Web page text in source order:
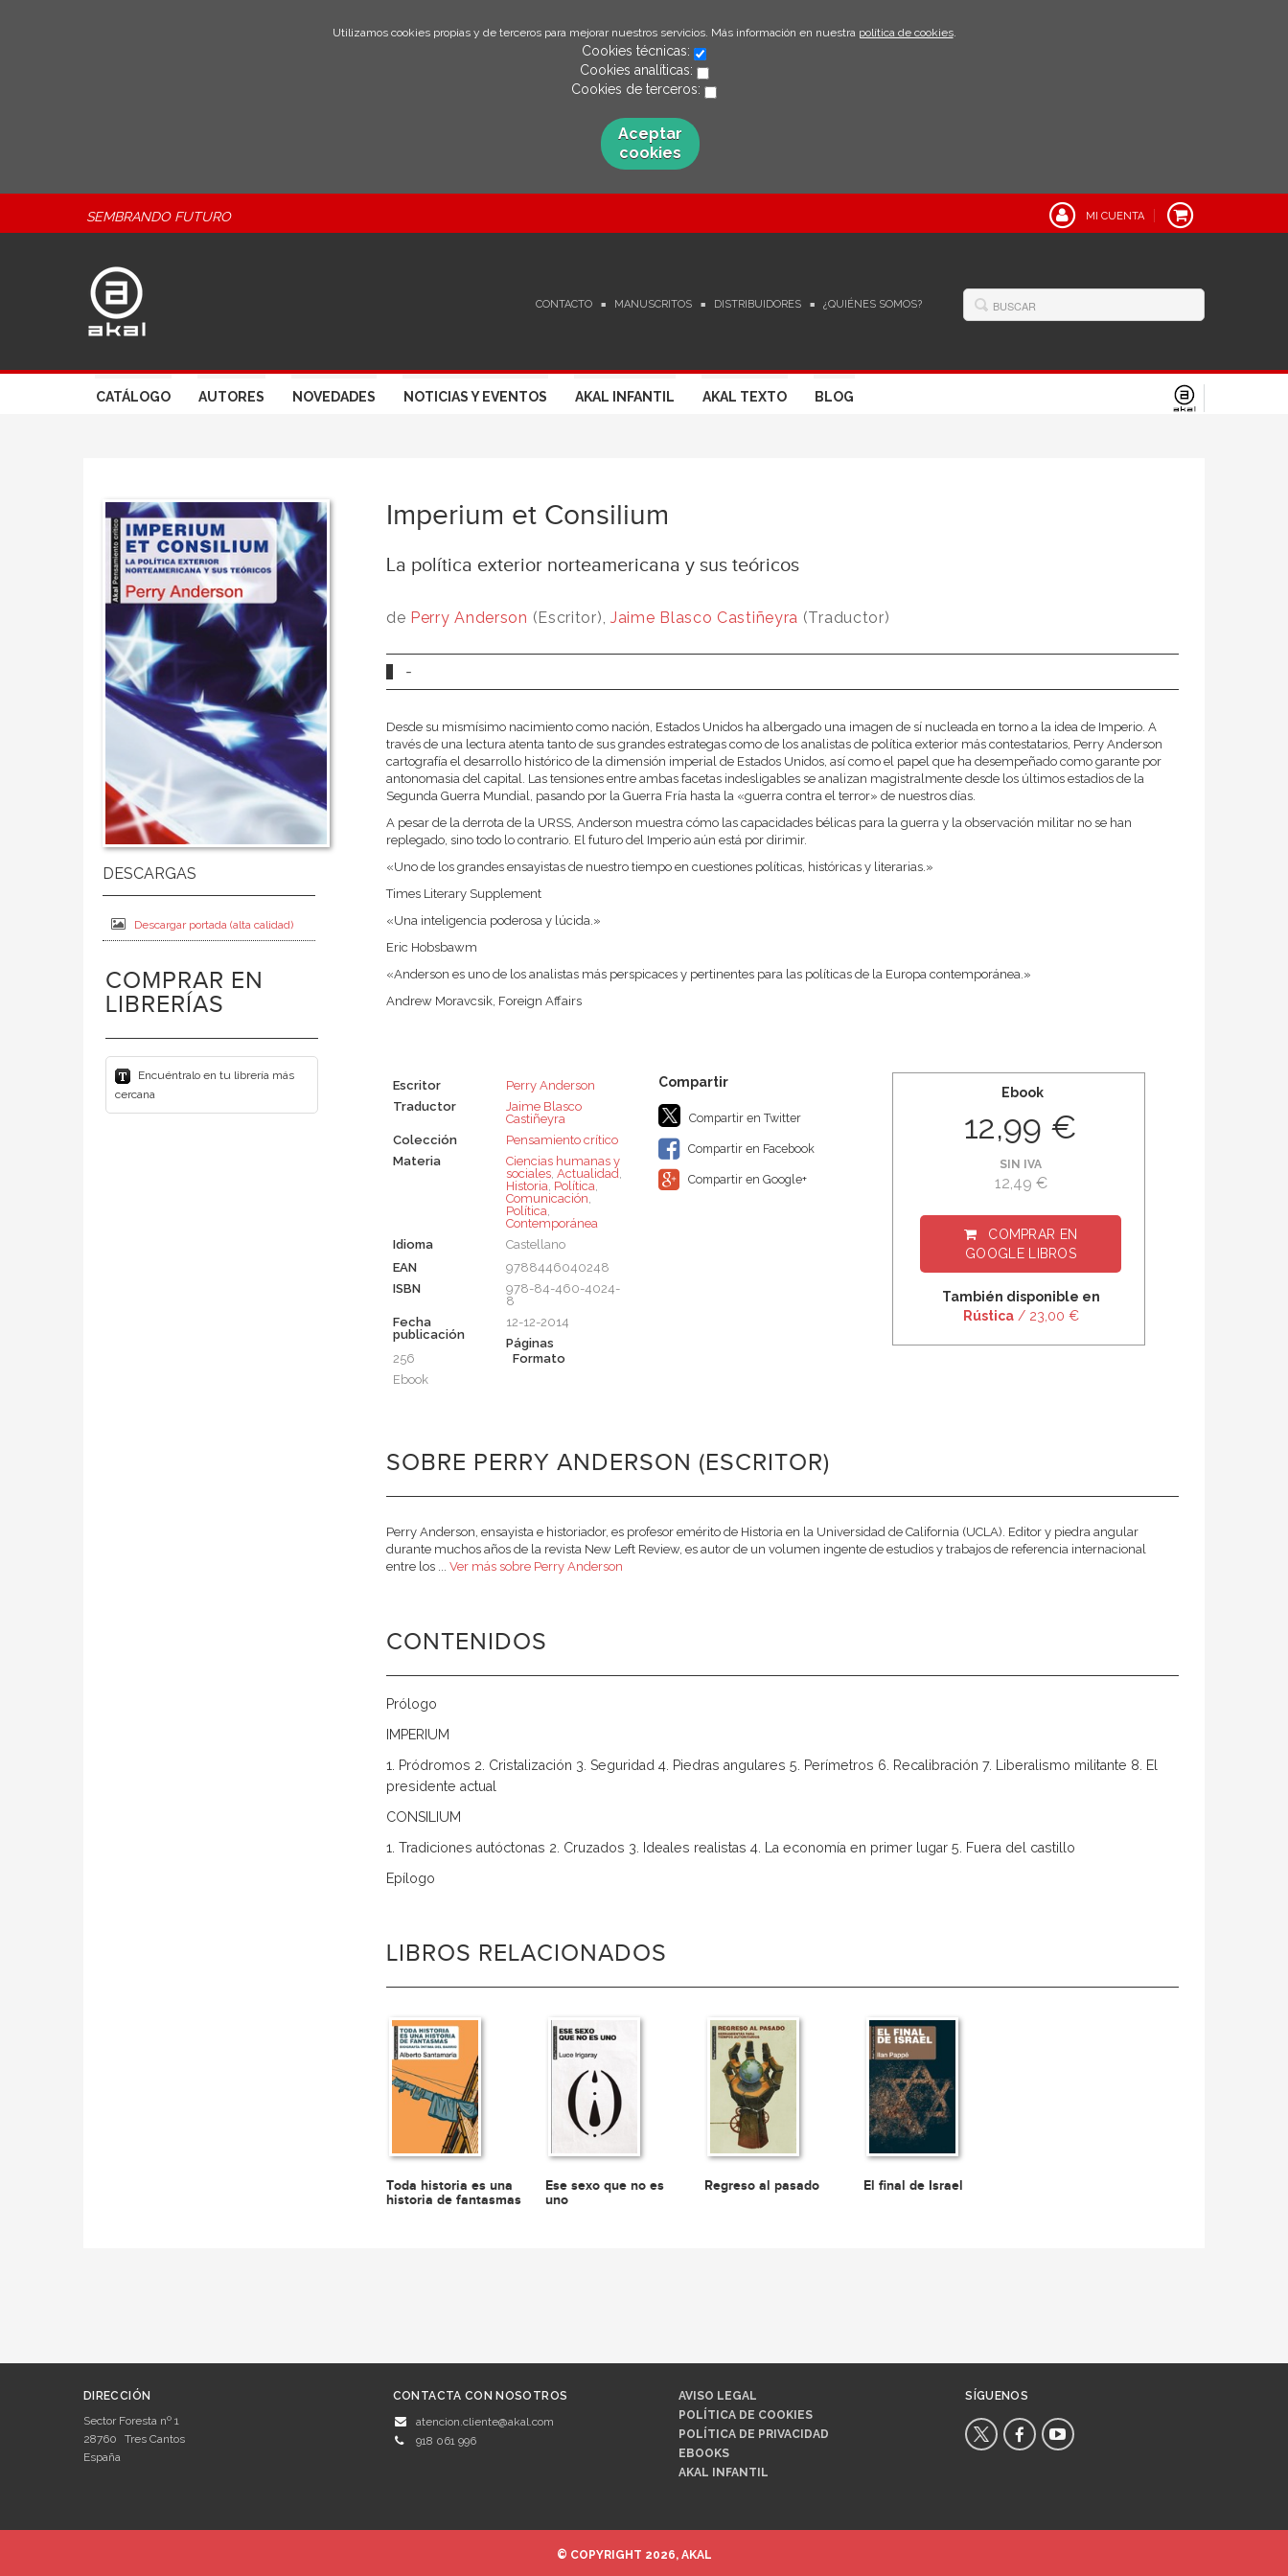
Utilizamos cookies propias y de terceros para mejorar nuestros servicios. Más información en nuestra política de cookies.
Cookies técnicas:
Cookies analíticas:
Cookies de terceros:
Aceptar
cookies
SEMBRANDO FUTURO MI CUENTA
CONTACTO MANUSCRITOS DISTRIBUIDORES ¿QUIÉNES SOMOS?
CATÁLOGO AUTORES NOVEDADES NOTICIAS Y EVENTOS AKAL INFANTIL AKAL TEXTO BLOG
Descargar portada (alta calidad)
COMPRAR EN
LIBRERÍAS
Encuéntralo en tu librería más
cercana
Imperium et Consilium
La política exterior norteamericana y sus teóricos
de Perry Anderson (Escritor), Jaime Blasco Castiñeyra (Traductor)
-
Desde su mismísimo nacimiento como nación, Estados Unidos ha albergado una imagen de sí nucleada en torno a la idea de Imperio. A
través de una lectura atenta tanto de sus grandes estrategas como de los analistas de política exterior más contestatarios, Perry Anderson
cartografía el desarrollo histórico de la dimensión imperial de Estados Unidos, así como el papel que ha desempeñado como garante por
antonomasia del capital. Las tensiones entre ambas facetas indesligables se analizan magistralmente desde los últimos estadios de la
Segunda Guerra Mundial, pasando por la Guerra Fría hasta la «guerra contra el terror» de nuestros días.
A pesar de la derrota de la URSS, Anderson muestra cómo las capacidades bélicas para la guerra y la observación militar no se han
replegado, sino todo lo contrario. El futuro del Imperio aún está por dirimir.
«Uno de los grandes ensayistas de nuestro tiempo en cuestiones políticas, históricas y literarias.»
Times Literary Supplement
«Una inteligencia poderosa y lúcida.»
Eric Hobsbawm
«Anderson es uno de los analistas más perspicaces y pertinentes para las políticas de la Europa contemporánea.»
Andrew Moravcsik, Foreign Affairs
Escritor
Perry Anderson
Traductor
Jaime Blasco
Castiñeyra
Colección
Pensamiento crítico
Materia
Ciencias humanas y
sociales, Actualidad,
Historia, Política,
Comunicación,
Política,
Contemporánea
Idioma
Castellano
EAN
9788446040248
ISBN
978-84-460-4024-
8
Fecha
publicación
12-12-2014
Páginas
256
Formato
Ebook
Compartir en Twitter
Compartir en Facebook
Compartir en Google+
Ebook
12,99 €
SIN IVA
12,49 €
COMPRAR EN
GOOGLE LIBROS
También disponible en
Rústica/ 23,00 €
SOBRE PERRY ANDERSON (ESCRITOR)
Perry Anderson, ensayista e historiador, es profesor emérito de Historia en la Universidad de California (UCLA). Editor y piedra angular
durante muchos años de la revista New Left Review, es autor de un volumen ingente de estudios y trabajos de referencia internacional
entre los ... Ver más sobre Perry Anderson
CONTENIDOS
Prólogo
IMPERIUM
1. Pródromos 2. Cristalización 3. Seguridad 4. Piedras angulares 5. Perímetros 6. Recalibración 7. Liberalismo militante 8. El
presidente actual
CONSILIUM
1. Tradiciones autóctonas 2. Cruzados 3. Ideales realistas 4. La economía en primer lugar 5. Fuera del castillo
Epílogo
LIBROS RELACIONADOS
Toda historia es una
historia de fantasmas
Ese sexo que no es
uno
Regreso al pasado El final de Israel
DIRECCIÓN
Sector Foresta nº 1
28760
Tres Cantos
España
CONTACTA CON NOSOTROS
atencion.cliente@akal.com
918 061 996
AVISO LEGAL
POLÍTICA DE COOKIES
POLÍTICA DE PRIVACIDAD
EBOOKS
AKAL INFANTIL
SÍGUENOS
© COPYRIGHT 2026, AKAL